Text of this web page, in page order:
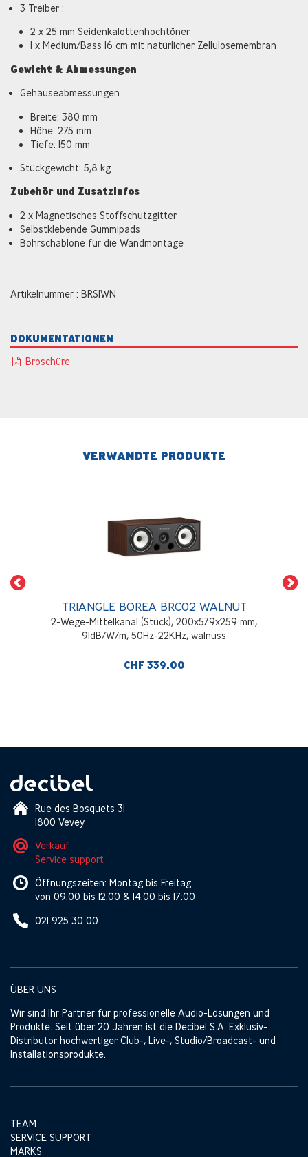
3 Treiber :
2 x 25 mm Seidenkalottenhochtöner
1 x Medium/Bass 16 cm mit natürlicher Zellulosemembran
Gewicht & Abmessungen
Gehäuseabmessungen
Breite: 380 mm
Höhe: 275 mm
Tiefe: 150 mm
Stückgewicht: 5,8 kg
Zubehör und Zusatzinfos
2 x Magnetisches Stoffschutzgitter
Selbstklebende Gummipads
Bohrschablone für die Wandmontage
Artikelnummer : BRS1WN
DOKUMENTATIONEN
Broschüre
VERWANDTE PRODUKTE
TRIANGLE BOREA BRC02 WALNUT
2-Wege-Mittelkanal (Stück), 200x579x259 mm,
91dB/W/m, 50Hz-22KHz, walnuss
CHF 339.00
Rue des Bosquets 31
1800 Vevey
Verkauf
Service support
Öffnungszeiten: Montag bis Freitag
von 09:00 bis 12:00 & 14:00 bis 17:00
021 925 30 00
ÜBER UNS
Wir sind Ihr Partner für professionelle Audio-Lösungen und
Produkte. Seit über 20 Jahren ist die Decibel S.A. Exklusiv-
Distributor hochwertiger Club-, Live-, Studio/Broadcast- und
Installationsprodukte.
TEAM
SERVICE SUPPORT
MARKS